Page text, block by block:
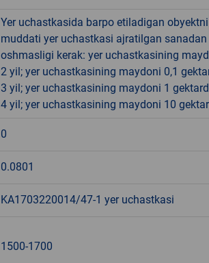
Yer uchastkasida barpo etiladigan
muddati yer uchastkasi ajratilgan
oshmasligi kerak: yer uchastkasining
2 yil; yer uchastkasining maydoni 0,1
3 yil; yer uchastkasining maydoni 1
4 yil; yer uchastkasining maydoni 10
0
0.0801
KA1703220014/47-1 yer uchastkasi
1500-1700